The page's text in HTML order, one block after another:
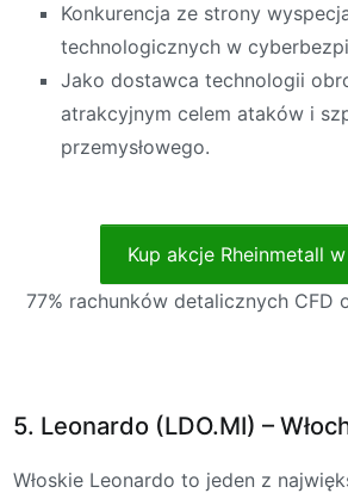
Konkurencja ze strony
technologicznych w
Jako dostawca technologii
atrakcyjnym celem ataków i
przemysłowego.
Kup akcje Rheinmetall
77% rachunków detalicznych CFD
5. Leonardo (LDO.MI) –
Włoskie Leonardo to jeden z